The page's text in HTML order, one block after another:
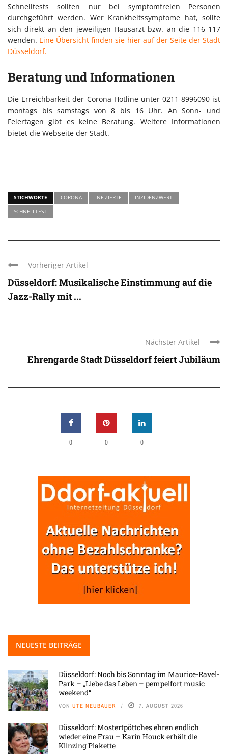
Schnelltests sollten nur bei symptomfreien Personen
durchgeführt werden. Wer Krankheitssymptome hat, sollte
sich direkt an den jeweiligen Hausarzt bzw. an die 116 117
wenden. Eine Übersicht finden sie hier auf der Seite der Stadt
Düsseldorf.
Beratung und Informationen
Die Erreichbarkeit der Corona-Hotline unter 0211-8996090 ist
montags bis samstags von 8 bis 16 Uhr. An Sonn- und
Feiertagen gibt es keine Beratung. Weitere Informationen
bietet die Webseite der Stadt.
STICHWORTE CORONA INFIZIERTE
INZIDENZWERT
SCHNELLTEST
Vorheriger Artikel
Düsseldorf: Musikalische Einstimmung auf die
Jazz-Rally mit ...
Nächster Artikel
Ehrengarde Stadt Düsseldorf feiert Jubiläum
0 0 0
NEUESTE BEITRÄGE
Düsseldorf: Noch bis Sonntag im Maurice-Ravel-
Park – „Liebe das Leben – pempelfort music
weekend“
VON UTE NEUBAUER 7. AUGUST 2026
Düsseldorf: Mostertpöttches ehren endlich
wieder eine Frau – Karin Houck erhält die
Klinzing Plakette